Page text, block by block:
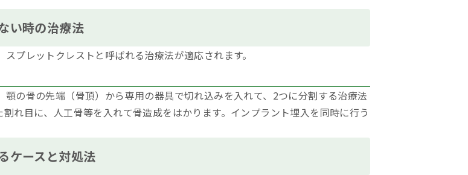
い時の治療法
プレットクレストと呼ばれる治療法が適応されます。
顎の骨の先端（骨頂）から専用の器具で切れ込みを入れて、2つに分割する治療法
れ目に、人工骨等を入れて骨造成をはかります。インプラント埋入を同時に行う
ケースと対処法